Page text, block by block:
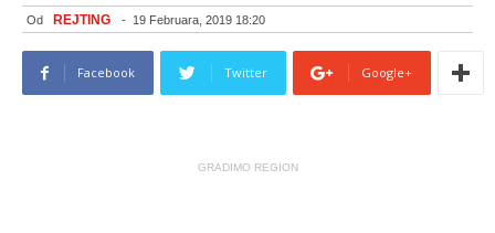
Od REJTING - 19 Februara, 2019 18:20
Facebook Twitter Google+
GRADIMO REGION